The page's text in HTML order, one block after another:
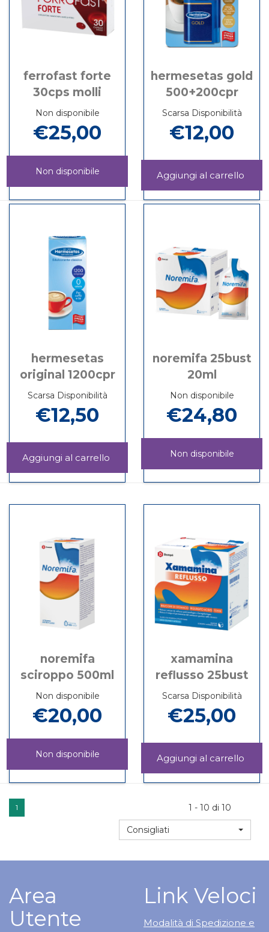
ferrofast forte
30cps molli
Non disponibile
€25,00
Non disponibile
FORTE
è
disponibile
su FERROFAST
MOLLI
hermesetas gold
500+200cpr
Scarsa Disponibilità
€12,00
Informazioni
su
hermesetas
original 1200cpr
Scarsa Disponibilità
€12,50
Aggiungi HERMESETAS
ORIGINAL
1200CPR al
Informazioni
su HERMESETAS
1200CPR
noremifa 25bust
20ml
Non disponibile
€24,80
Non disponibile
25BUST
su NOREMIFA
noremifa
sciroppo 500ml
Non disponibile
€20,00
Non disponibile
SCIROPPO
su NOREMIFA
xamamina
reflusso 25bust
Scarsa Disponibilità
€25,00
Informazioni
su XAMAMINA
25BUST
1 1 - 10 di 10
Consigliati
Area
Utente
Link Veloci
Modalità di Spedizione e